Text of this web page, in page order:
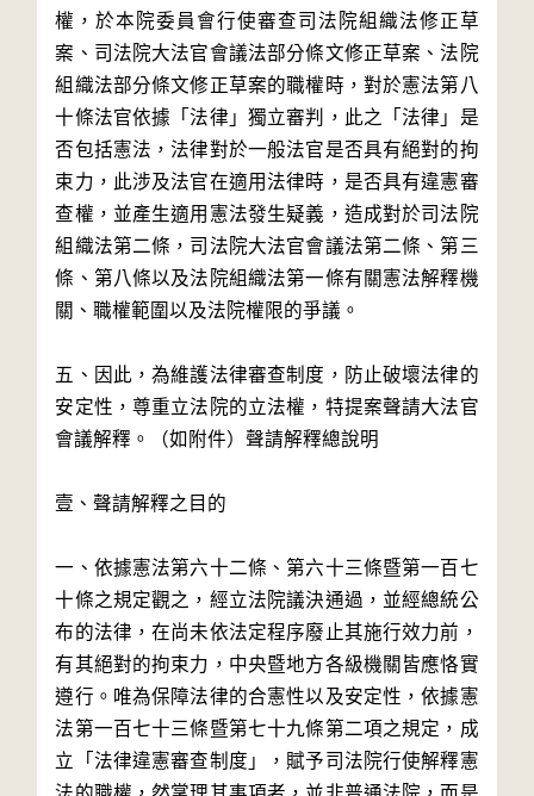
權，於本院委員會行使審查司法院組織法修正草
案、司法院大法官會議法部分條文修正草案、法院
組織法部分條文修正草案的職權時，對於憲法第八
十條法官依據「法律」獨立審判，此之「法律」是
否包括憲法，法律對於一般法官是否具有絕對的拘
束力，此涉及法官在適用法律時，是否具有違憲審
查權，並產生適用憲法發生疑義，造成對於司法院
組織法第二條，司法院大法官會議法第二條、第三
條、第八條以及法院組織法第一條有關憲法解釋機
關、職權範圍以及法院權限的爭議。
五、因此，為維護法律審查制度，防止破壞法律的
安定性，尊重立法院的立法權，特提案聲請大法官
會議解釋。（如附件）聲請解釋總說明
壹、聲請解釋之目的
一、依據憲法第六十二條、第六十三條暨第一百七
十條之規定觀之，經立法院議決通過，並經總統公
布的法律，在尚未依法定程序廢止其施行效力前，
有其絕對的拘束力，中央暨地方各級機關皆應恪實
遵行。唯為保障法律的合憲性以及安定性，依據憲
法第一百七十三條暨第七十九條第二項之規定，成
立「法律違憲審查制度」，賦予司法院行使解釋憲